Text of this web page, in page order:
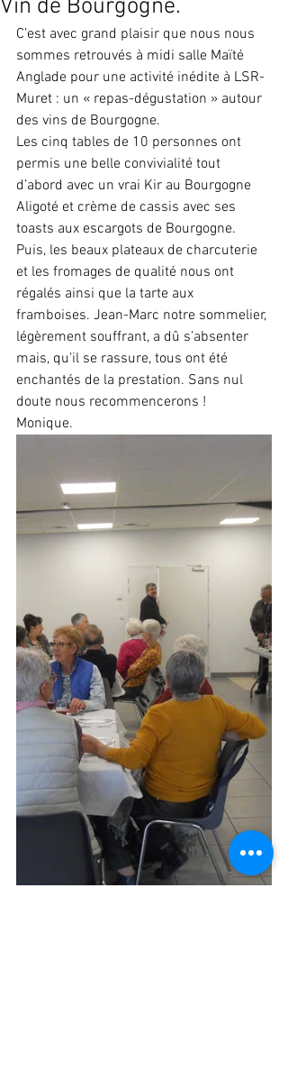
Vin de Bourgogne.
C’est avec grand plaisir que nous nous
sommes retrouvés à midi salle Maïté
Anglade pour une activité inédite à LSR-
Muret : un « repas-dégustation » autour
des vins de Bourgogne.
Les cinq tables de 10 personnes ont
permis une belle convivialité tout
d’abord avec un vrai Kir au Bourgogne
Aligoté et crème de cassis avec ses
toasts aux escargots de Bourgogne.
Puis, les beaux plateaux de charcuterie
et les fromages de qualité nous ont
régalés ainsi que la tarte aux
framboises. Jean-Marc notre sommelier,
légèrement souffrant, a dû s’absenter
mais, qu’il se rassure, tous ont été
enchantés de la prestation. Sans nul
doute nous recommencerons !
Monique.